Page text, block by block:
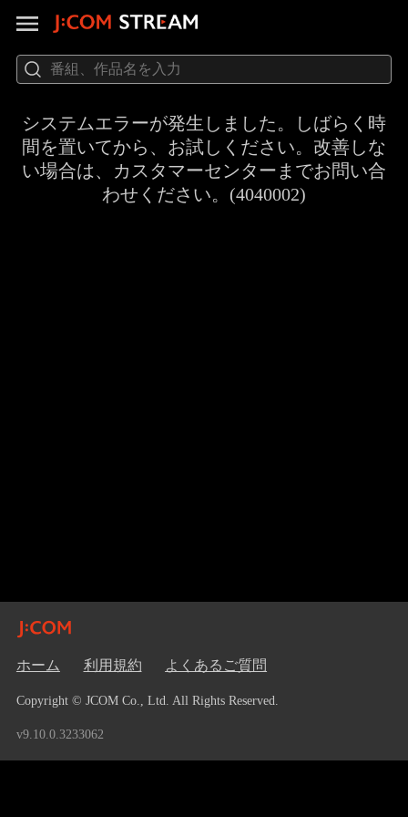
システムエラーが発生しました。しばらく時
間を置いてから、お試しください。改善しな
い場合は、カスタマーセンターまでお問い合
わせください。(4040002)
ホーム 利用規約 よくあるご質問
Copyright © JCOM Co., Ltd. All Rights Reserved.
v9.10.0.3233062